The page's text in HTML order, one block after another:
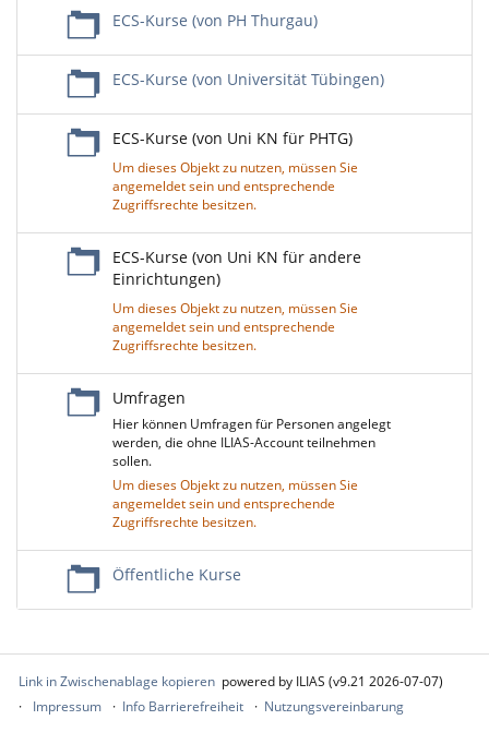
ECS-Kurse (von PH Thurgau)
ECS-Kurse (von Universität Tübingen)
ECS-Kurse (von Uni KN für PHTG)
Um dieses Objekt zu nutzen, müssen Sie
angemeldet sein und entsprechende
Zugriffsrechte besitzen.
ECS-Kurse (von Uni KN für andere
Einrichtungen)
Um dieses Objekt zu nutzen, müssen Sie
angemeldet sein und entsprechende
Zugriffsrechte besitzen.
Umfragen
Hier können Umfragen für Personen angelegt
werden, die ohne ILIAS-Account teilnehmen
sollen.
Um dieses Objekt zu nutzen, müssen Sie
angemeldet sein und entsprechende
Zugriffsrechte besitzen.
Öffentliche Kurse
Link in Zwischenablage kopieren powered by ILIAS (v9.21 2026-07-07)
Impressum
Info Barrierefreiheit Nutzungsvereinbarung